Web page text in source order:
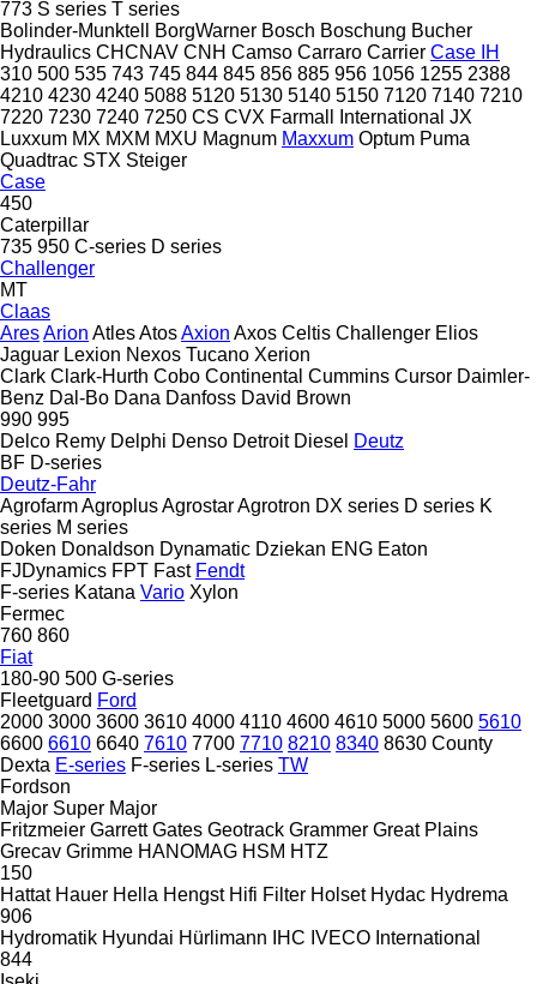
773 S series T series
Bolinder-Munktell
BorgWarner Bosch Boschung Bucher
Hydraulics CHCNAV CNH Camso Carraro Carrier Case IH
310 500 535 743 745 844 845 856 885 956 1056 1255 2388
4210 4230 4240 5088 5120 5130 5140 5150 7120 7140 7210
7220 7230 7240 7250 CS CVX Farmall International JX
Luxxum MX MXM MXU Magnum Maxxum Optum Puma
Quadtrac STX Steiger
Case
450
Caterpillar
735 950 C-series D series
Challenger
MT
Claas
AresArion AtlesAtosAxion Axos Celtis Challenger Elios
Jaguar Lexion Nexos Tucano Xerion
Clark Clark-Hurth Cobo Continental Cummins Cursor Daimler-
Benz Dal-Bo Dana Danfoss David Brown
990 995
Delco Remy Delphi Denso Detroit Diesel Deutz
BF D-series
Deutz-Fahr
AgrofarmAgroplusAgrostarAgrotron DX series D series K
series M series
Doken Donaldson Dynamatic Dziekan ENG Eaton
FJDynamics FPT Fast Fendt
F-series Katana Vario Xylon
Fermec
760 860
Fiat
180-90 500 G-series
Fleetguard Ford
2000 3000 3600 3610 4000 4110 4600 4610 5000 5600 5610
6600 6610 6640 7610 7700 7710 8210 8340 8630 County
Dexta E-series F-series L-series TW
Fordson
Major Super Major
Fritzmeier Garrett Gates Geotrack Grammer Great Plains
Grecav Grimme HANOMAG HSM HTZ
150
Hattat Hauer Hella Hengst Hifi Filter Holset Hydac Hydrema
906
Hydromatik Hyundai Hürlimann IHC IVECO International
844